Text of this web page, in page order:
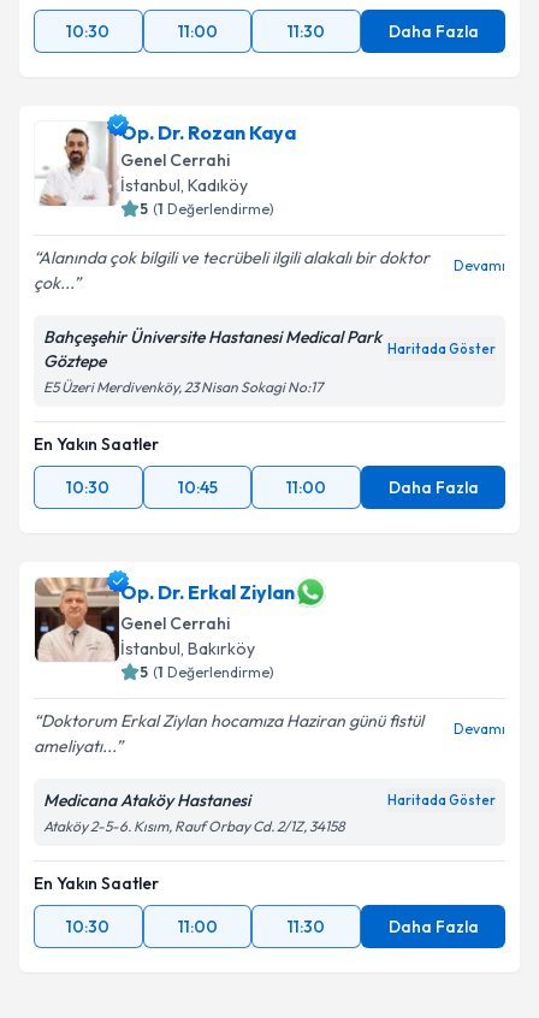
10:30 11:00 11:30 Daha Fazla
Op. Dr. Rozan Kaya
Genel Cerrahi
İstanbul, Kadıköy
5 (1 Değerlendirme)
Alanında çok bilgili ve tecrübeli ilgili alakalı bir doktor
çok...
Devamı
Bahçeşehir Üniversite Hastanesi Medical Park
Göztepe
Haritada Göster
E5 Üzeri Merdivenköy, 23 Nisan Sokagi No:17
En Yakın Saatler
10:30
10:45 11:00 Daha Fazla
Op. Dr. Erkal Ziylan
Genel Cerrahi
İstanbul, Bakırköy
5 (1 Değerlendirme)
Doktorum Erkal Ziylan hocamıza Haziran günü fistül
ameliyatı...
Devamı
Medicana Ataköy Hastanesi Haritada Göster
Ataköy 2-5-6. Kısım, Rauf Orbay Cd. 2/1Z, 34158
En Yakın Saatler
10:30
11:00 11:30 Daha Fazla